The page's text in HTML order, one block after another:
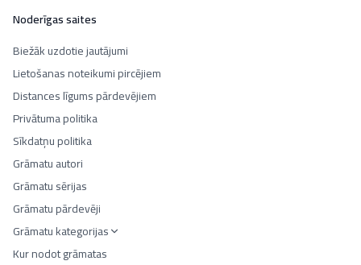
Noderīgas saites
Biežāk uzdotie jautājumi
Lietošanas noteikumi pircējiem
Distances līgums pārdevējiem
Privātuma politika
Sīkdatņu politika
Grāmatu autori
Grāmatu sērijas
Grāmatu pārdevēji
Grāmatu kategorijas
Kur nodot grāmatas